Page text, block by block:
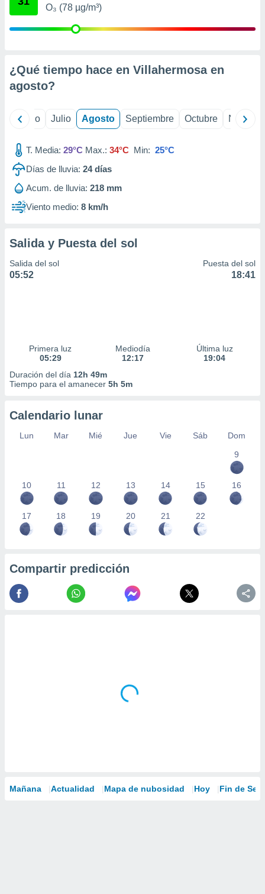
mediante
publicidad
publicidad
1199
O₃ (78 µg/m³)
¿Qué tiempo hace en Villahermosa en
agosto?
Junio Julio Agosto Septiembre Octubre
T. Media: 29°C Max.: 34°C Min: 25°C
Días de lluvia: 24días
Acum. de lluvia: 218 mm
Viento medio: 8 km/h
Salida y Puesta del sol
Salida del sol
05:52
Puesta del sol
18:41
Primera luz
05:29
Mediodía
12:17
Última luz
19:04
Duración del día 12h 49m
Tiempo para el amanecer 5h 5m
Calendario lunar
Lun Mar Mié Jue Vie Sáb
Dom
9
10 11 12 13 14 15 16
17 18 19 20 21 22
Compartir predicción
Mañana Actualidad Mapa de nubosidad Hoy Fin de